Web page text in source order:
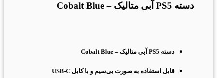
دسته PS5 آبی متالیک – Cobalt Blue
دسته PS5 آبی متالیک – Cobalt Blue
قابل استفاده به صورت بی‌سیم و با کابل USB-C